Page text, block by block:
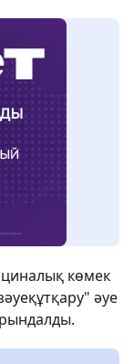
көмек
әуе